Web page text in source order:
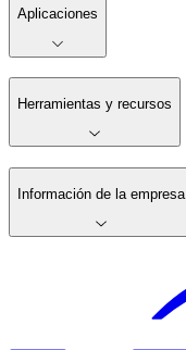
Aplicaciones
Herramientas y recursos
Información de la empresa